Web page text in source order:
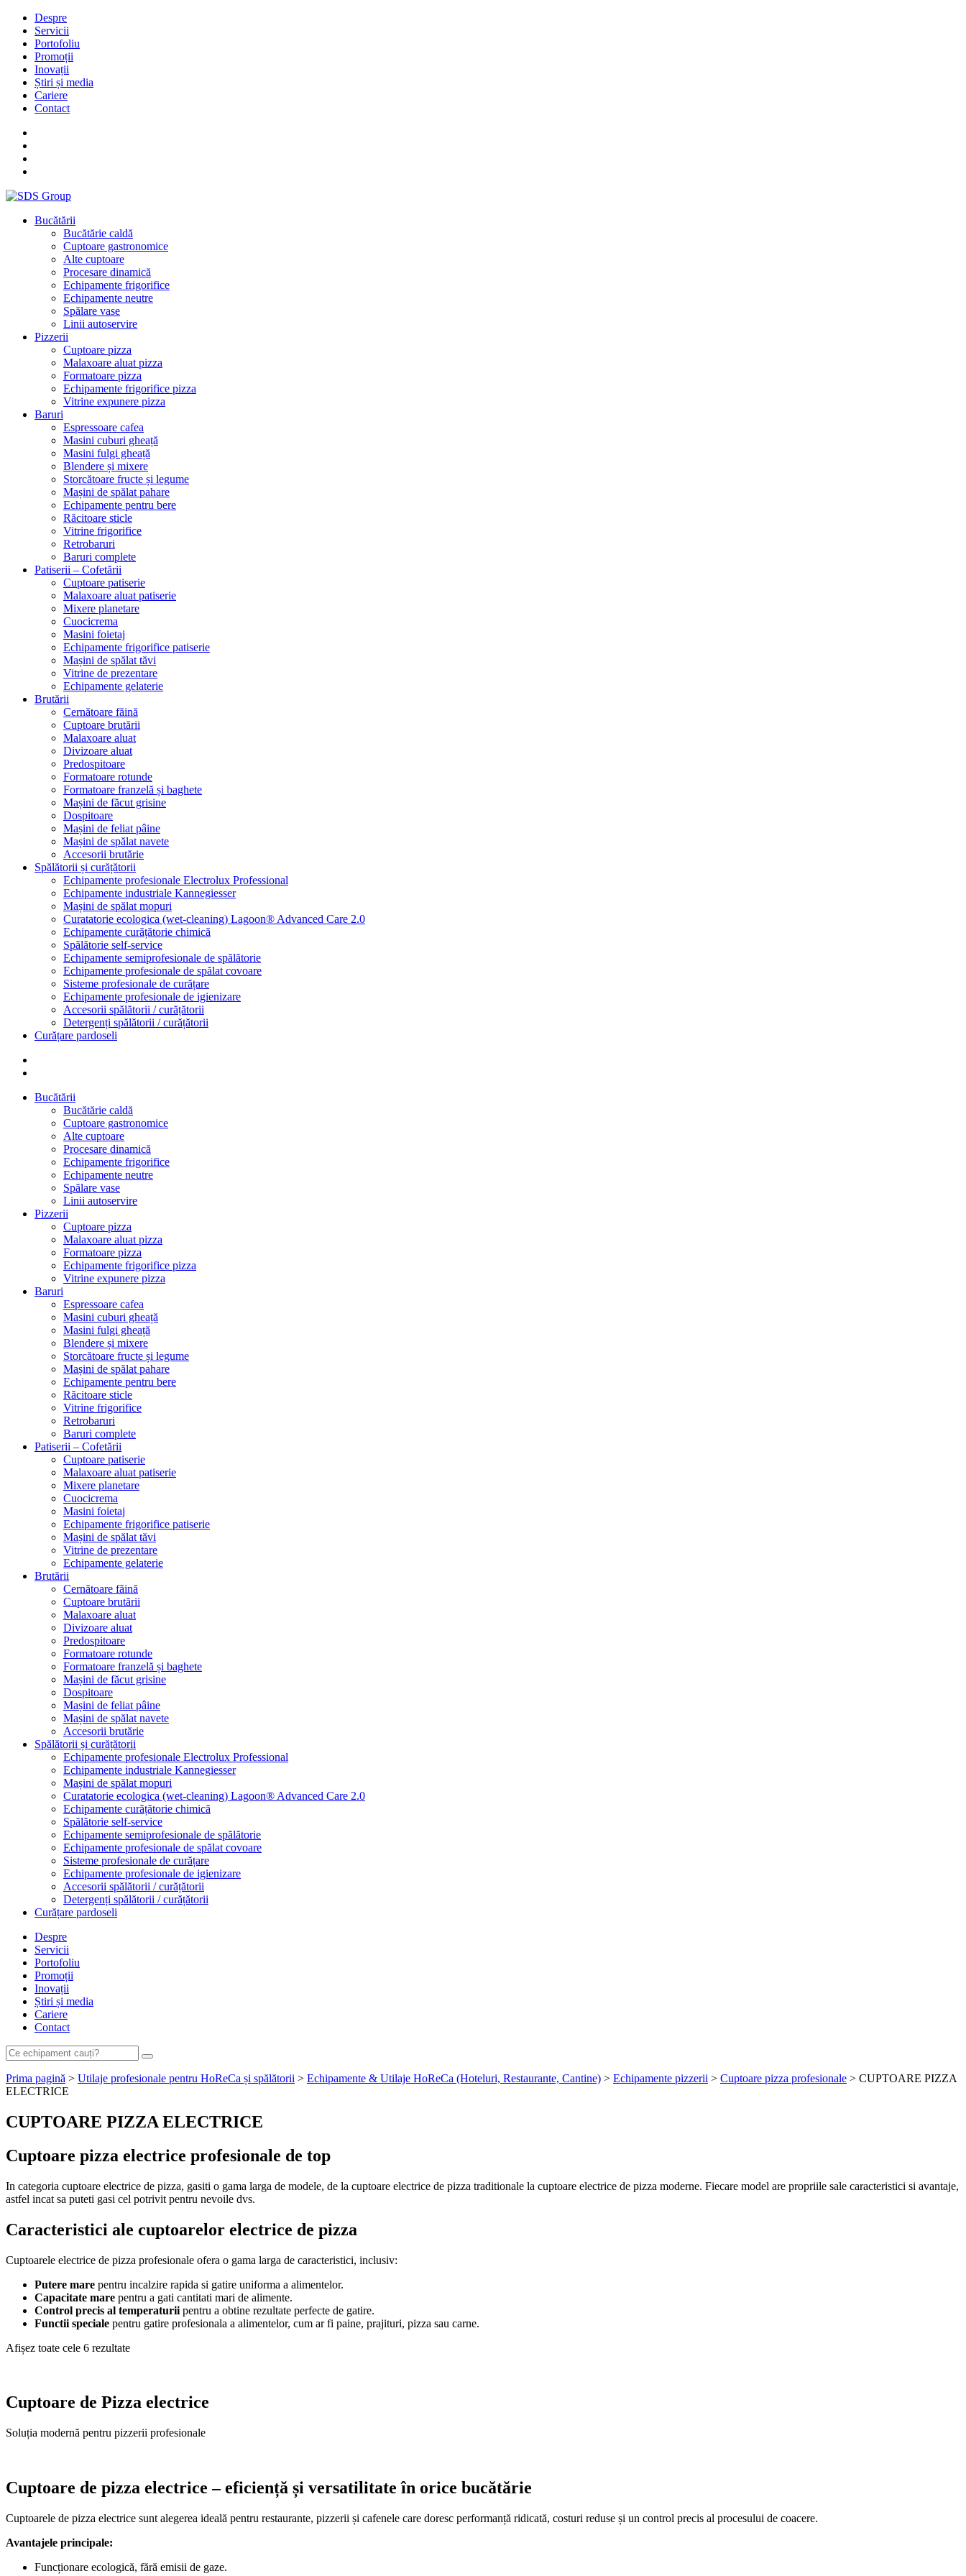
Despre
Servicii
Portofoliu
Promoții
Inovații
Știri și media
Cariere
Contact
Bucătării
Bucătărie caldă
Cuptoare gastronomice
Alte cuptoare
Procesare dinamică
Echipamente frigorifice
Echipamente neutre
Spălare vase
Linii autoservire
Pizzerii
Cuptoare pizza
Malaxoare aluat pizza
Formatoare pizza
Echipamente frigorifice pizza
Vitrine expunere pizza
Baruri
Espressoare cafea
Masini cuburi gheață
Masini fulgi gheață
Blendere și mixere
Storcătoare fructe și legume
Mașini de spălat pahare
Echipamente pentru bere
Răcitoare sticle
Vitrine frigorifice
Retrobaruri
Baruri complete
Patiserii – Cofetării
Cuptoare patiserie
Malaxoare aluat patiserie
Mixere planetare
Cuocicrema
Masini foietaj
Echipamente frigorifice patiserie
Mașini de spălat tăvi
Vitrine de prezentare
Echipamente gelaterie
Brutării
Cernătoare făină
Cuptoare brutării
Malaxoare aluat
Divizoare aluat
Predospitoare
Formatoare rotunde
Formatoare franzelă și baghete
Mașini de făcut grisine
Dospitoare
Mașini de feliat pâine
Mașini de spălat navete
Accesorii brutărie
Spălătorii și curățătorii
Echipamente profesionale Electrolux Professional
Echipamente industriale Kannegiesser
Mașini de spălat mopuri
Curatatorie ecologica (wet-cleaning) Lagoon® Advanced Care 2.0
Echipamente curățătorie chimică
Spălătorie self-service
Echipamente semiprofesionale de spălătorie
Echipamente profesionale de spălat covoare
Sisteme profesionale de curățare
Echipamente profesionale de igienizare
Accesorii spălătorii / curățătorii
Detergenți spălătorii / curățătorii
Curățare pardoseli
Bucătării
Bucătărie caldă
Cuptoare gastronomice
Alte cuptoare
Procesare dinamică
Echipamente frigorifice
Echipamente neutre
Spălare vase
Linii autoservire
Pizzerii
Cuptoare pizza
Malaxoare aluat pizza
Formatoare pizza
Echipamente frigorifice pizza
Vitrine expunere pizza
Baruri
Espressoare cafea
Masini cuburi gheață
Masini fulgi gheață
Blendere și mixere
Storcătoare fructe și legume
Mașini de spălat pahare
Echipamente pentru bere
Răcitoare sticle
Vitrine frigorifice
Retrobaruri
Baruri complete
Patiserii – Cofetării
Cuptoare patiserie
Malaxoare aluat patiserie
Mixere planetare
Cuocicrema
Masini foietaj
Echipamente frigorifice patiserie
Mașini de spălat tăvi
Vitrine de prezentare
Echipamente gelaterie
Brutării
Cernătoare făină
Cuptoare brutării
Malaxoare aluat
Divizoare aluat
Predospitoare
Formatoare rotunde
Formatoare franzelă și baghete
Mașini de făcut grisine
Dospitoare
Mașini de feliat pâine
Mașini de spălat navete
Accesorii brutărie
Spălătorii și curățătorii
Echipamente profesionale Electrolux Professional
Echipamente industriale Kannegiesser
Mașini de spălat mopuri
Curatatorie ecologica (wet-cleaning) Lagoon® Advanced Care 2.0
Echipamente curățătorie chimică
Spălătorie self-service
Echipamente semiprofesionale de spălătorie
Echipamente profesionale de spălat covoare
Sisteme profesionale de curățare
Echipamente profesionale de igienizare
Accesorii spălătorii / curățătorii
Detergenți spălătorii / curățătorii
Curățare pardoseli
Despre
Servicii
Portofoliu
Promoții
Inovații
Știri și media
Cariere
Contact
Prima pagină > Utilaje profesionale pentru HoReCa și spălătorii > Echipamente & Utilaje HoReCa (Hoteluri, Restaurante, Cantine) > Echipamente pizzerii > Cuptoare pizza profesionale > CUPTOARE PIZZA
ELECTRICE
CUPTOARE PIZZA ELECTRICE
Cuptoare pizza electrice profesionale de top
In categoria cuptoare electrice de pizza, gasiti o gama larga de modele, de la cuptoare electrice de pizza traditionale la cuptoare electrice de pizza moderne. Fiecare model are propriile sale caracteristici si avantaje,
astfel incat sa puteti gasi cel potrivit pentru nevoile dvs.
Caracteristici ale cuptoarelor electrice de pizza
Cuptoarele electrice de pizza profesionale ofera o gama larga de caracteristici, inclusiv:
Putere mare pentru incalzire rapida si gatire uniforma a alimentelor.
Capacitate mare pentru a gati cantitati mari de alimente.
Control precis al temperaturii pentru a obtine rezultate perfecte de gatire.
Functii speciale pentru gatire profesionala a alimentelor, cum ar fi paine, prajituri, pizza sau carne.
Afișez toate cele 6 rezultate
Cuptoare de Pizza electrice
Soluția modernă pentru pizzerii profesionale
Cuptoare de pizza electrice – eficiență și versatilitate în orice bucătărie
Cuptoarele de pizza electrice sunt alegerea ideală pentru restaurante, pizzerii și cafenele care doresc performanță ridicată, costuri reduse și un control precis al procesului de coacere.
Avantajele principale:
Funcționare ecologică, fără emisii de gaze.